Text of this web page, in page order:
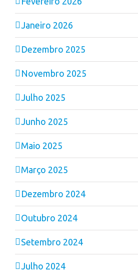
Janeiro 2026
Dezembro 2025
Novembro 2025
Julho 2025
Junho 2025
Maio 2025
Março 2025
Dezembro 2024
Outubro 2024
Setembro 2024
Julho 2024